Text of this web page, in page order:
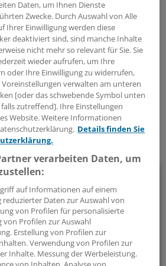
Ansatzpunkte, um aufzuklären, wie
entstehen und sind damit
Weg zu neuen Therapien.(eb)
0
Grundlagenforschung
Thema
In diesem Newsletter berichten
in der Kardiologie.
Wochen (Mittwoch)
Daten, um Ihnen Dienste
Zwecke. Durch Auswahl von Alle
Ihrer Einwilligung werden diese
deaktiviert sind, sind manche Inhalte
nicht mehr so relevant für Sie. Sie
wieder aufrufen, um Ihre
oder Ihre Einwilligung zu widerrufen,
Voreinstellungen verwalten am unteren
[oder das schwebende Symbol unten
zutreffend]. Ihre Einstellungen
Website. Weitere Informationen
Details finden Sie
verarbeiten Daten, um
auf Informationen auf einem
reduzierter Daten zur Auswahl von
von Profilen für personalisierte
von Profilen zur Auswahl
Erstellung von Profilen zur
Verwendung von Profilen zur
Inhalte. Messung der Werbeleistung.